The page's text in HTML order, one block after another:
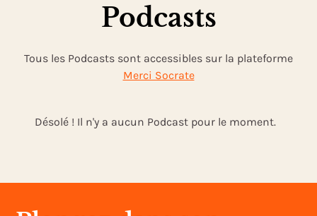
Podcasts
Tous les Podcasts sont accessibles sur la plateforme
Merci Socrate
Désolé ! Il n'y a aucun Podcast pour le moment.